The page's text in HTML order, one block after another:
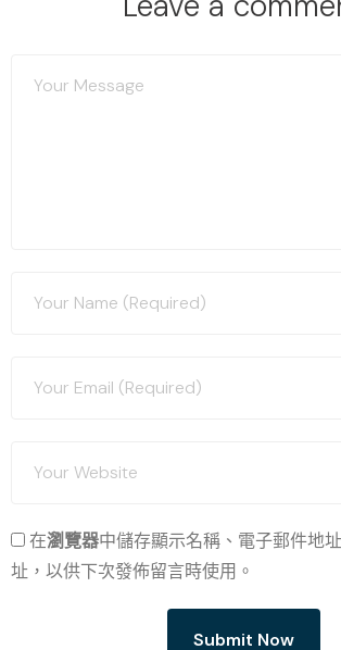
在瀏覽器中儲存顯示名稱、電子郵件地
址，以供下次發佈留言時使用。